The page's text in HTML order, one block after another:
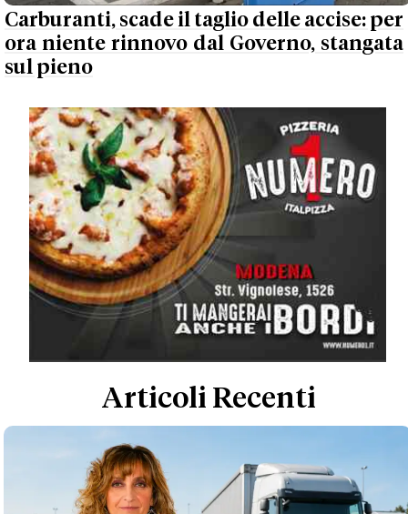
Carburanti, scade il taglio delle accise: per
ora niente rinnovo dal Governo, stangata
sul pieno
Articoli Recenti